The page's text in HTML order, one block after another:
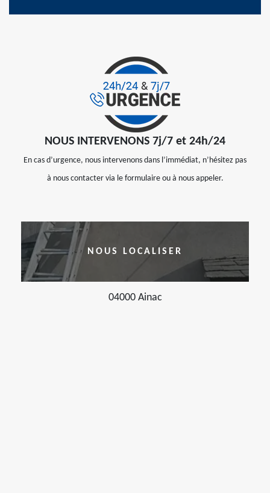
NOUS INTERVENONS 7j/7 et 24h/24
En cas d’urgence, nous intervenons dans l’immédiat, n’hésitez pas
à nous contacter via le formulaire ou à nous appeler.
NOUS LOCALISER
04000 Ainac